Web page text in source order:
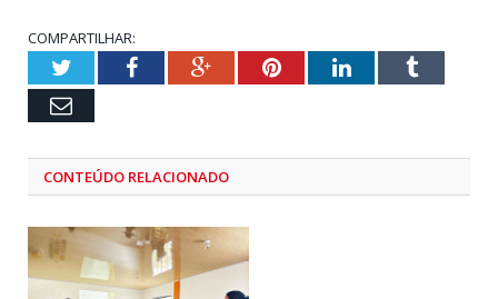
COMPARTILHAR:
TwitterFacebookGoogle+PinterestLinkedInTumblr
Email
CONTEÚDO RELACIONADO